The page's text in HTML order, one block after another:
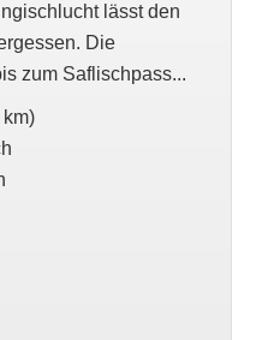
lässt den
Die
zum Saflischpass...
km)